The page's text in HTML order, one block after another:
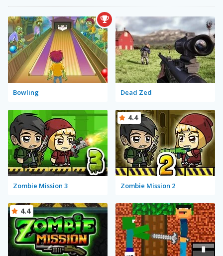
Bowling Dead Zed
Zombie Mission 3 Zombie Mission 2
4.4
4.4